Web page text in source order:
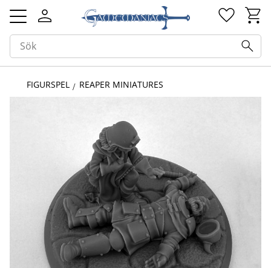
Meny
FIGURSPEL REAPER MINIATURES